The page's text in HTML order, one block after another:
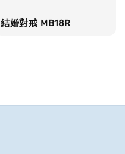
結婚對戒 MB18R